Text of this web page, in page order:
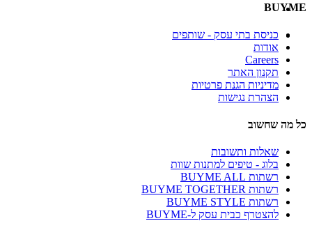
BUYME
כניסת בתי עסק - שותפים
אודות
Careers
תקנון האתר
מדיניות הגנת פרטיות
הצהרת נגישות
כל מה שחשוב
שאלות ותשובות
בלוג - טיפים למתנות שוות
רשתות BUYME ALL
רשתות BUYME TOGETHER
רשתות BUYME STYLE
להצטרף כבית עסק ל-BUYME